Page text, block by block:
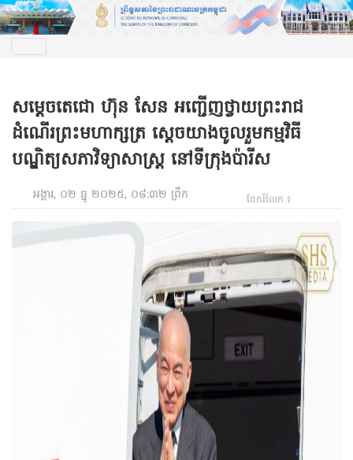
សម្ដេចតេជោ ហ៊ុន សែន អញ្ជើញថ្វាយព្រះរាជ
ដំណើរព្រះមហាក្សត្រ ស្ដេចយាងចូលរួមកម្មវិធី
បណ្ឌិត្យសភាវិទ្យាសាស្រ្ត នៅទីក្រុងប៉ារីស
អង្គារ, ០២ ធ្នូ ២០២៥, ០៨:៣២ ព្រឹក ចែករំលែក ៖